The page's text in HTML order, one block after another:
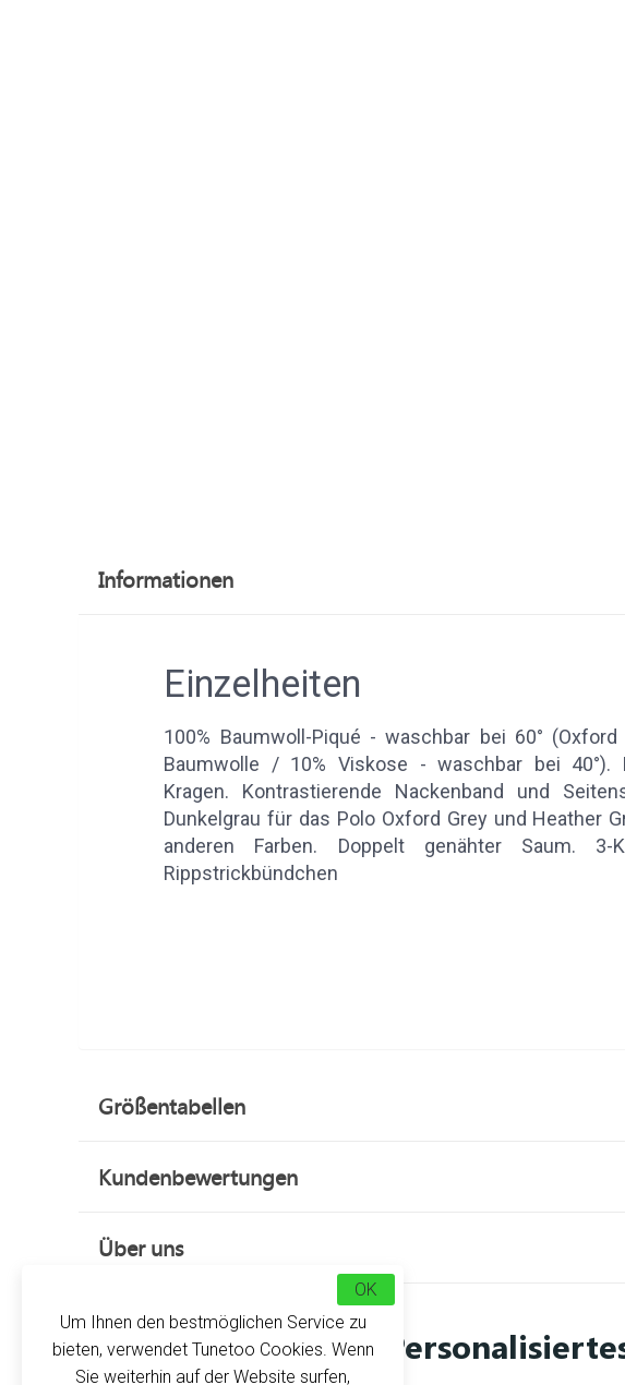
Informationen
Einzelheiten
100% Baumwoll-Piqué - waschbar bei 60° (Oxford
Baumwolle / 10% Viskose - waschbar bei 40°).
Kragen. Kontrastierende Nackenband und
Dunkelgrau für das Polo Oxford Grey und Heather
anderen Farben. Doppelt genähter Saum. 3-
Rippstrickbündchen
Größentabellen
Kundenbewertungen
Über uns
Um Ihnen den bestmöglichen Service zu
bieten, verwendet Tunetoo Cookies. Wenn
Sie weiterhin auf der Website surfen,
OK